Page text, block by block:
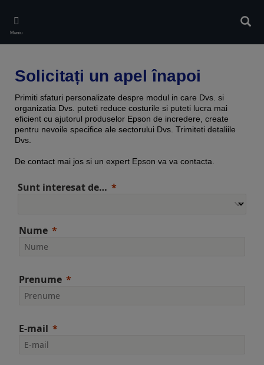
main
content
Meniu
Solicitați un apel înapoi
Primiti sfaturi personalizate despre modul in care Dvs. si
organizatia Dvs. puteti reduce costurile si puteti lucra mai
eficient cu ajutorul produselor Epson de incredere, create
pentru nevoile specifice ale sectorului Dvs. Trimiteti detaliile
Dvs.
De contact mai jos si un expert Epson va va contacta.
Sunt interesat de…
Nume
Prenume
E-mail